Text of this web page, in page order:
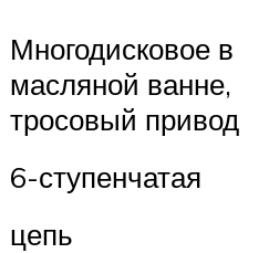
Многодисковое в
масляной ванне,
тросовый привод
6-ступенчатая
цепь